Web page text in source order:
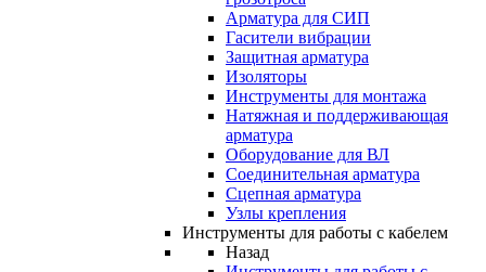
Арматура для СИП
Гасители вибрации
Защитная арматура
Изоляторы
Инструменты для монтажа
Натяжная и поддерживающая
арматура
Оборудование для ВЛ
Соединительная арматура
Сцепная арматура
Узлы крепления
Инструменты для работы с кабелем
Назад